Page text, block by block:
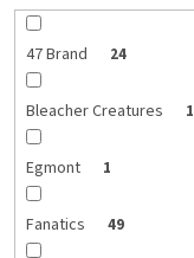
47 Brand 24
Bleacher Creatures 1
Egmont 1
Fanatics 49